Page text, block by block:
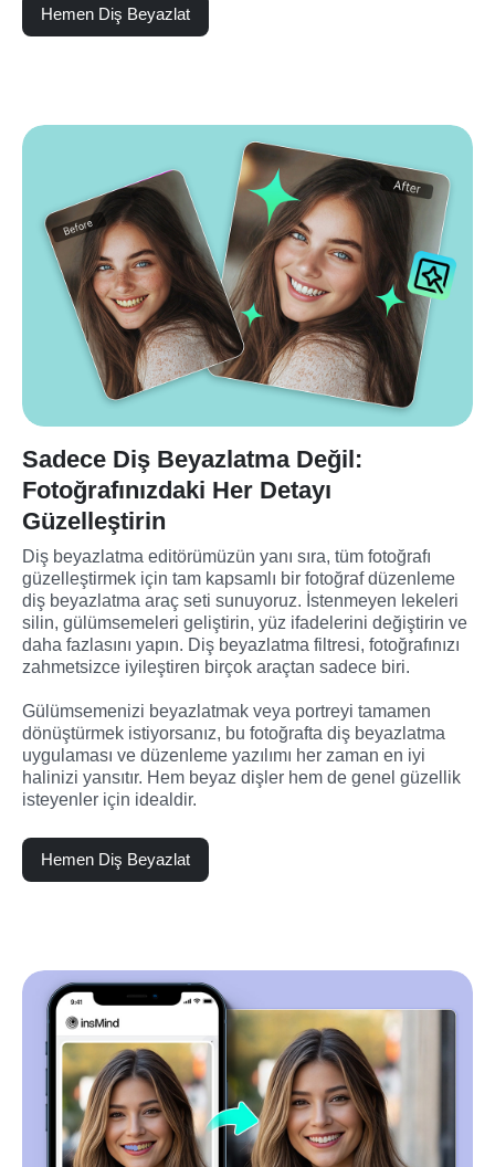
Hemen Diş Beyazlat
Sadece Diş Beyazlatma Değil:
Fotoğrafınızdaki Her Detayı
Güzelleştirin
Diş beyazlatma editörümüzün yanı sıra, tüm fotoğrafı
güzelleştirmek için tam kapsamlı bir fotoğraf düzenleme
diş beyazlatma araç seti sunuyoruz. İstenmeyen lekeleri
silin, gülümsemeleri geliştirin, yüz ifadelerini değiştirin ve
daha fazlasını yapın. Diş beyazlatma filtresi, fotoğrafınızı
zahmetsizce iyileştiren birçok araçtan sadece biri.
Gülümsemenizi beyazlatmak veya portreyi tamamen
dönüştürmek istiyorsanız, bu fotoğrafta diş beyazlatma
uygulaması ve düzenleme yazılımı her zaman en iyi
halinizi yansıtır. Hem beyaz dişler hem de genel güzellik
isteyenler için idealdir.
Hemen Diş Beyazlat